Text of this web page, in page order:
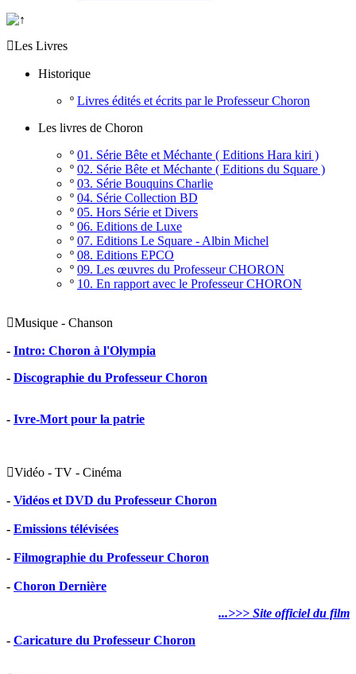
Les Livres
Historique
º Livres édités et écrits par le Professeur Choron
Les livres de Choron
º 01. Série Bête et Méchante ( Editions Hara kiri )
º 02. Série Bête et Méchante ( Editions du Square )
º 03. Série Bouquins Charlie
º 04. Série Collection BD
º 05. Hors Série et Divers
º 06. Editions de Luxe
º 07. Editions Le Square - Albin Michel
º 08. Editions EPCO
º 09. Les œuvres du Professeur CHORON
º 10. En rapport avec le Professeur CHORON
Musique - Chanson
- Intro: Choron à l'Olympia
- Discographie du Professeur Choron
- Ivre-Mort pour la patrie
Vidéo - TV - Cinéma
- Vidéos et DVD du Professeur Choron
- Emissions télévisées
- Filmographie du Professeur Choron
- Choron Dernière
...>>> Site officiel du film
- Caricature du Professeur Choron